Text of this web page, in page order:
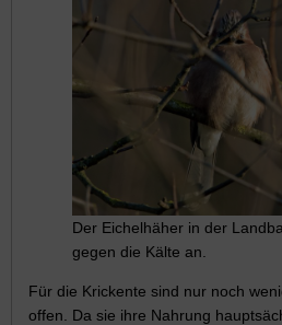
Der Eichelhäher in der
gegen die Kälte an.
Für die Krickente sind nur noch
offen. Da sie ihre Nahrung